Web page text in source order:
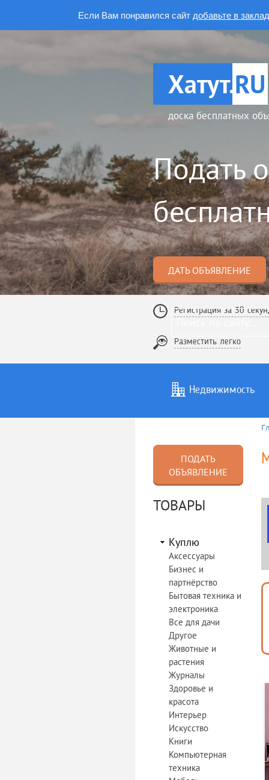
Если Вам понравился сайт добавьте в
Хатут.RU
доска бесплатных
Подать
ДАТЬ ОБЪЯВЛЕНИЕ
Регистрация за 30
Разместить легко
Недвижимость
Услуги
ПОДАТЬ
ОБЪЯВЛЕНИЕ
ТОВАРЫ
Куплю
Аксессуары
Бизнес и
партнёрство
Бытовая техника и
электроника
Все для дачи
Другое
Животные и
растения
Журналы
Здоровье и
красота
Интерьер
Искусство
Книги
Компьютерная
техника